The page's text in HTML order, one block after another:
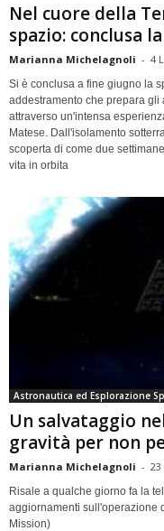
Nel cuore della
spazio: conclusa
Marianna Michelagnoli - 4
Si è conclusa a fine giugno la
addestramento che prepara
attraverso un'intensa
Matese. Dall'isolamento
scoperta di come due
vita in orbita
Astronautica ed Esplorazione
Un salvataggio
gravità per non
Marianna Michelagnoli - 23
Risale a qualche giorno fa la
aggiornamenti sull'operazione
Mission)